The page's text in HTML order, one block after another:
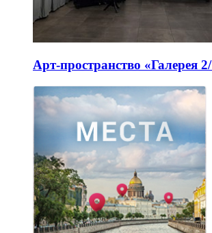
Арт-пространство «Галерея